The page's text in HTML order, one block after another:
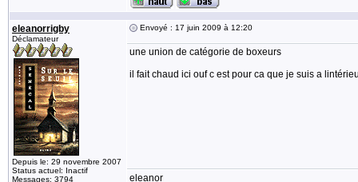
eleanorrigby
Déclamateur
Depuis le: 29 novembre 2007
Status actuel: Inactif
Messages: 3794
Envoyé : 17 juin 2009 à 12:20
une union de catégorie de boxeurs
il fait chaud ici ouf c est pour ca que je suis a
eleanor